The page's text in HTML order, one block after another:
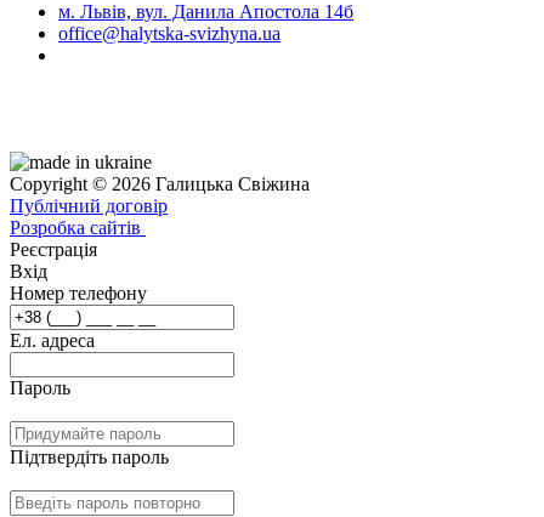
м. Львів, вул. Данила Апостола 14б
office@halytska-svizhyna.ua
Copyright © 2026 Галицька Свіжина
Публічний договір
Розробка сайтів
Реєстрація
Вхід
Номер телефону
Ел. адреса
Пароль
Підтвердіть пароль